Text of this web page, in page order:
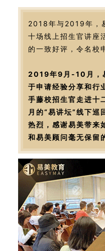
2018年与2019年，
十场线上招生官讲座
的一致好评，令名校
2019年9月-10月，
于申请经验分享和行
手藤校招生官走进十
月的“易讲坛”线下巡
热烈，感谢易美带来
和易美顾问毫无保留